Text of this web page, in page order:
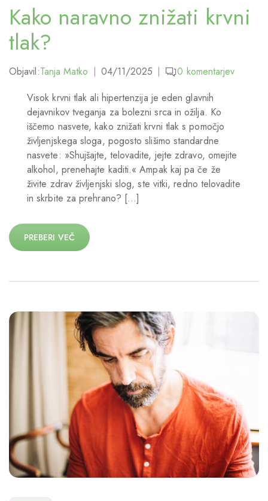
Kako naravno znižati krvni
tlak?
Objavil:Tanja Matko 04/11/2025 0 komentarjev
Visok krvni tlak ali hipertenzija je eden glavnih
dejavnikov tveganja za bolezni srca in ožilja. Ko
iščemo nasvete, kako znižati krvni tlak s pomočjo
življenjskega sloga, pogosto slišimo standardne
nasvete: »Shujšajte, telovadite, jejte zdravo, omejite
alkohol, prenehajte kaditi.« Ampak kaj pa če že
živite zdrav življenjski slog, ste vitki, redno telovadite
in skrbite za prehrano? […]
PREBERI VEČ